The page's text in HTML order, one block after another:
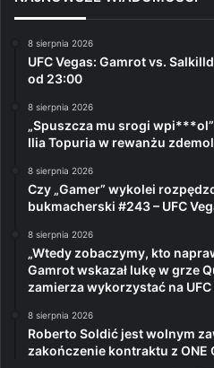
8 sierpnia 2026
UFC Vegas: Gamrot vs.
od 23:00
8 sierpnia 2026
„Spuszcza mu srogi
Ilia Topuria w rewanżu
8 sierpnia 2026
Czy „Gamer” wykolei
bukmacherski #243 – UFC
8 sierpnia 2026
„Wtedy zobaczymy, kto
Gamrot wskazał lukę w grze
zamierza wykorzystać na UFC
8 sierpnia 2026
Roberto Soldić jest wolnym
zakończenie kontraktu z ONE